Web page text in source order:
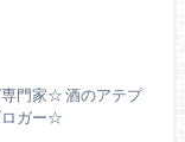
門家☆ 酒のアテプ
ロガー☆